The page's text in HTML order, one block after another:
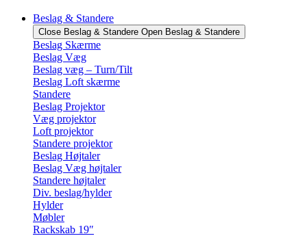
Beslag & Standere
Close Beslag & Standere Open Beslag & Standere
Beslag Skærme
Beslag Væg
Beslag væg – Turn/Tilt
Beslag Loft skærme
Standere
Beslag Projektor
Væg projektor
Loft projektor
Standere projektor
Beslag Højtaler
Beslag Væg højtaler
Standere højtaler
Div. beslag/hylder
Hylder
Møbler
Rackskab 19″